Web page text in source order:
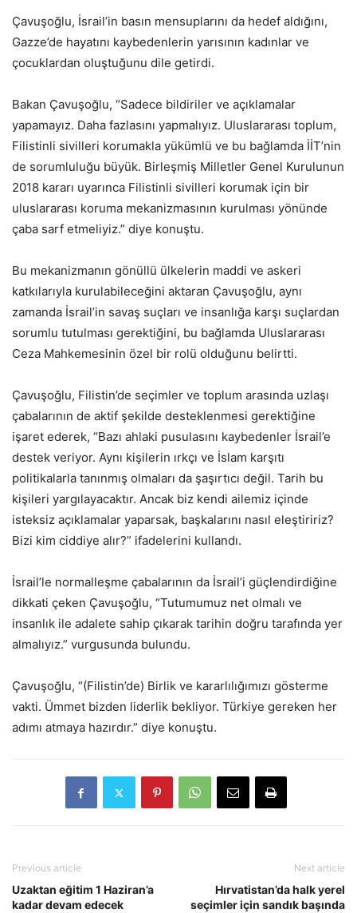
Çavuşoğlu, İsrail’in basın mensuplarını da hedef aldığını,
Gazze’de hayatını kaybedenlerin yarısının kadınlar ve
çocuklardan oluştuğunu dile getirdi.
Bakan Çavuşoğlu, “Sadece bildiriler ve açıklamalar
yapamayız. Daha fazlasını yapmalıyız. Uluslararası toplum,
Filistinli sivilleri korumakla yükümlü ve bu bağlamda İİT’nin
de sorumluluğu büyük. Birleşmiş Milletler Genel Kurulunun
2018 kararı uyarınca Filistinli sivilleri korumak için bir
uluslararası koruma mekanizmasının kurulması yönünde
çaba sarf etmeliyiz.” diye konuştu.
Bu mekanizmanın gönüllü ülkelerin maddi ve askeri
katkılarıyla kurulabileceğini aktaran Çavuşoğlu, aynı
zamanda İsrail’in savaş suçları ve insanlığa karşı suçlardan
sorumlu tutulması gerektiğini, bu bağlamda Uluslararası
Ceza Mahkemesinin özel bir rolü olduğunu belirtti.
Çavuşoğlu, Filistin’de seçimler ve toplum arasında uzlaşı
çabalarının de aktif şekilde desteklenmesi gerektiğine
işaret ederek, “Bazı ahlaki pusulasını kaybedenler İsrail’e
destek veriyor. Aynı kişilerin ırkçı ve İslam karşıtı
politikalarla tanınmış olmaları da şaşırtıcı değil. Tarih bu
kişileri yargılayacaktır. Ancak biz kendi ailemiz içinde
isteksiz açıklamalar yaparsak, başkalarını nasıl eleştiririz?
Bizi kim ciddiye alır?” ifadelerini kullandı.
İsrail’le normalleşme çabalarının da İsrail’i güçlendirdiğine
dikkati çeken Çavuşoğlu, “Tutumumuz net olmalı ve
insanlık ile adalete sahip çıkarak tarihin doğru tarafında yer
almalıyız.” vurgusunda bulundu.
Çavuşoğlu, “(Filistin’de) Birlik ve kararlılığımızı gösterme
vakti. Ümmet bizden liderlik bekliyor. Türkiye gereken her
adımı atmaya hazırdır.” diye konuştu.
Previous article
Uzaktan eğitim 1 Haziran’a
kadar devam edecek
Next article
Hırvatistan’da halk yerel
seçimler için sandık başında